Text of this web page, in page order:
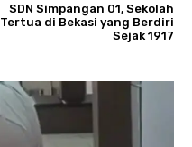
SDN Simpangan 01, Sekolah
Tertua di Bekasi yang Berdiri
Sejak 1917